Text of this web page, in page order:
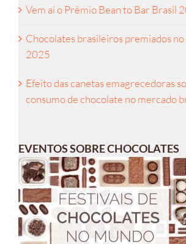
Vem aí o Prêmio Bean to Bar Brasil
Chocolates brasileiros premiados
2025
Efeito das canetas emagrecedoras
consumo de chocolate no mercado
EVENTOS SOBRE CHOCOLATES